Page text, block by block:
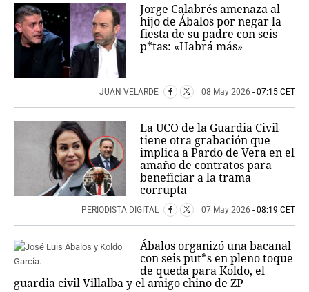
Jorge Calabrés amenaza al
hijo de Ábalos por negar la
fiesta de su padre con seis
p*tas: «Habrá más»
JUAN VELARDE 08 May 2026 - 07:15 CET
La UCO de la Guardia Civil
tiene otra grabación que
implica a Pardo de Vera en el
amaño de contratos para
beneficiar a la trama
corrupta
PERIODISTA DIGITAL 07 May 2026 - 08:19 CET
Ábalos organizó una bacanal
con seis put*s en pleno toque
de queda para Koldo, el
guardia civil Villalba y el amigo chino de ZP